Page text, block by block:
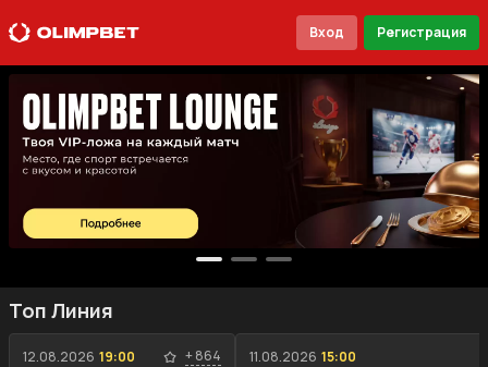
Вход Регистрация
Топ Линия
12.08.2026 19:00 +864
11.08.2026 15:00